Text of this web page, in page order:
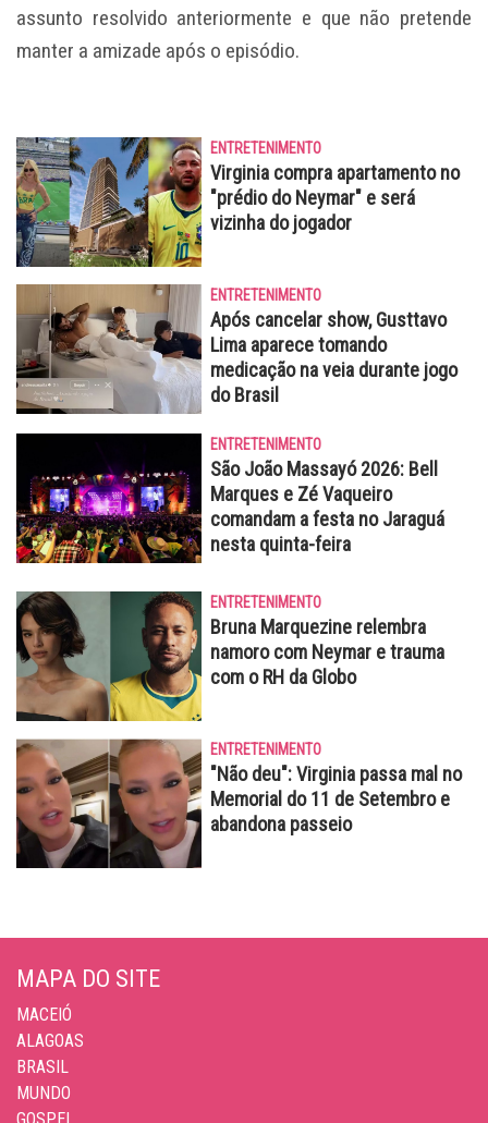
assunto resolvido anteriormente e que não pretende
manter a amizade após o episódio.
ENTRETENIMENTO
Virginia compra apartamento no
"prédio do Neymar" e será
vizinha do jogador
ENTRETENIMENTO
Após cancelar show, Gusttavo
Lima aparece tomando
medicação na veia durante jogo
do Brasil
ENTRETENIMENTO
São João Massayó 2026: Bell
Marques e Zé Vaqueiro
comandam a festa no Jaraguá
nesta quinta-feira
ENTRETENIMENTO
Bruna Marquezine relembra
namoro com Neymar e trauma
com o RH da Globo
ENTRETENIMENTO
"Não deu": Virginia passa mal no
Memorial do 11 de Setembro e
abandona passeio
MAPA DO SITE
MACEIÓ
ALAGOAS
BRASIL
MUNDO